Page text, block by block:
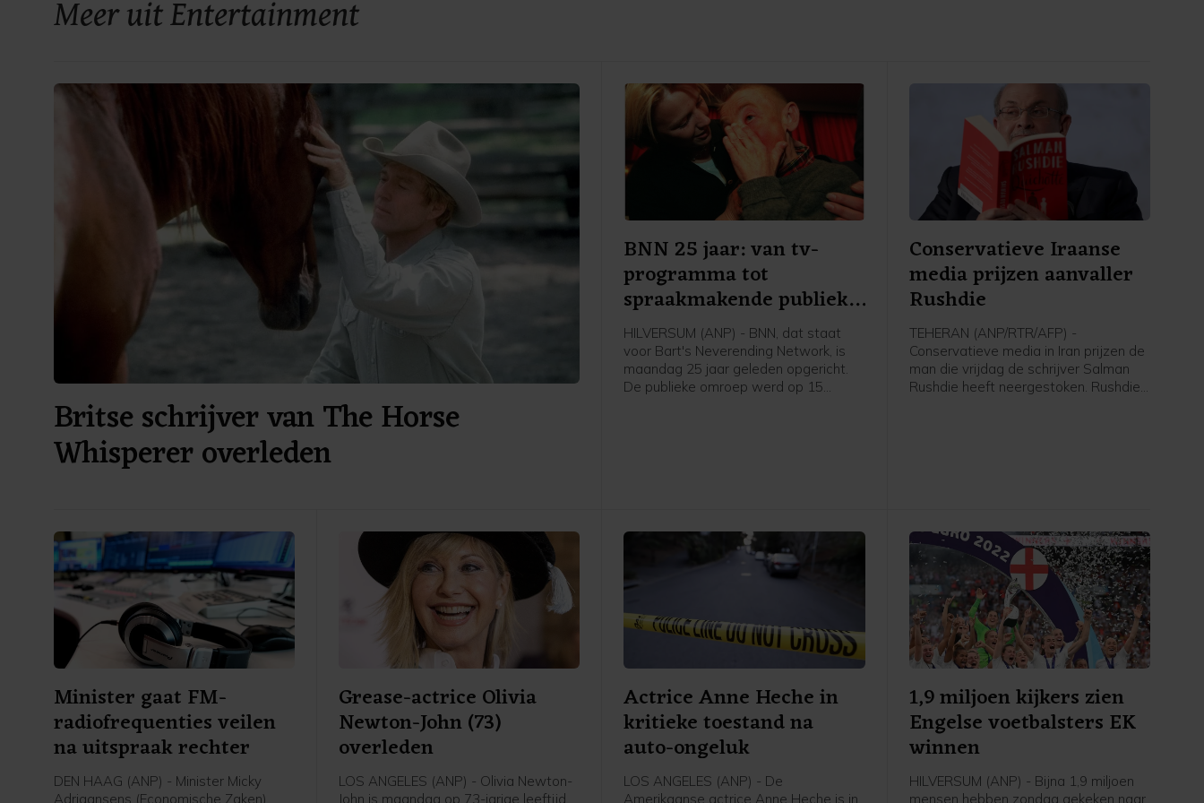
Meer uit Entertainment
Britse schrijver van The Horse
Whisperer overleden
BNN 25 jaar: van tv-
programma tot
spraakmakende publieke
omroep
HILVERSUM (ANP) - BNN, dat staat
voor Bart's Neverending Network, is
maandag 25 jaar geleden opgericht.
De publieke omroep werd op 15
Conservatieve Iraanse
media prijzen aanvaller
Rushdie
TEHERAN (ANP/RTR/AFP) -
Conservatieve media in Iran prijzen de
man die vrijdag de schrijver Salman
Rushdie heeft neergestoken. Rushdie
Minister gaat FM-
radiofrequenties veilen
na uitspraak rechter
DEN HAAG (ANP) - Minister Micky
Adriaansens (Economische Zaken)
Grease-actrice Olivia
Newton-John (73)
overleden
LOS ANGELES (ANP) - Olivia Newton-
John is maandag op 73-jarige leeftijd
Actrice Anne Heche in
kritieke toestand na
auto-ongeluk
LOS ANGELES (ANP) - De
Amerikaanse actrice Anne Heche is in
1,9 miljoen kijkers zien
Engelse voetbalsters EK
winnen
HILVERSUM (ANP) - Bijna 1,9 miljoen
mensen hebben zondag gekeken naar